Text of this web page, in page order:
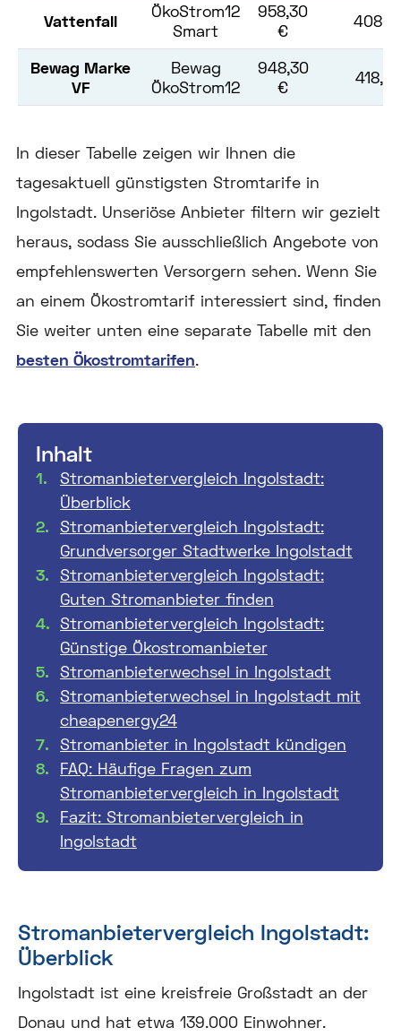
Vattenfall
ÖkoStrom12
Smart
958,30
€
Bewag Marke
VF
Bewag
ÖkoStrom12
948,30
€
In dieser Tabelle zeigen wir Ihnen die
tagesaktuell günstigsten Stromtarife in
Ingolstadt. Unseriöse Anbieter filtern wir gezielt
heraus, sodass Sie ausschließlich Angebote von
empfehlenswerten Versorgern sehen. Wenn Sie
an einem Ökostromtarif interessiert sind, finden
Sie weiter unten eine separate Tabelle mit den
besten Ökostromtarifen.
Inhalt
Stromanbietervergleich Ingolstadt:
Überblick
Stromanbietervergleich Ingolstadt:
Grundversorger Stadtwerke Ingolstadt
Stromanbietervergleich Ingolstadt:
Guten Stromanbieter finden
Stromanbietervergleich Ingolstadt:
Günstige Ökostromanbieter
Stromanbieterwechsel in Ingolstadt
Stromanbieterwechsel in Ingolstadt mit
cheapenergy24
Stromanbieter in Ingolstadt kündigen
FAQ: Häufige Fragen zum
Stromanbietervergleich in Ingolstadt
Fazit: Stromanbietervergleich in
Ingolstadt
Stromanbietervergleich Ingolstadt:
Überblick
Ingolstadt ist eine kreisfreie Großstadt an der
Donau und hat etwa 139.000 Einwohner.